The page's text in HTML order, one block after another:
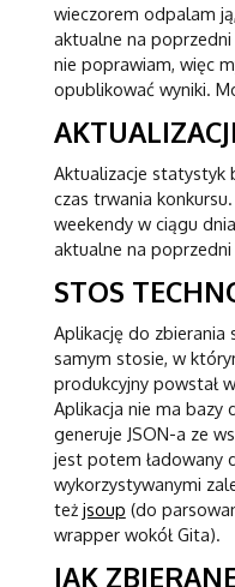
wieczorem odpalam
aktualne na
nie poprawiam, więc
opublikować wyniki.
Aktualizacje statystyk
czas trwania
weekendy w ciągu
aktualne na poprzedni
STOS
Aplikację do zbierania
samym stosie, w
produkcyjny powstał
Aplikacja nie ma bazy
generuje JSON-a ze
jest potem ładowany
wykorzystywanymi
też jsoup (do
wrapper wokół Gita).
JAK